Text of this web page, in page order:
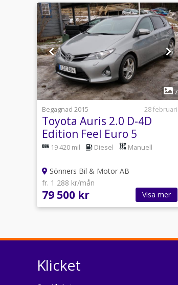
1
7
Begagnad 2015
28 februari
Toyota Auris 2.0 D-4D
Edition Feel Euro 5
19 420 mil Diesel Manuell
Sönners Bil & Motor AB
fr. 1 288 kr/mån
79 500 kr Visa mer
Klicket